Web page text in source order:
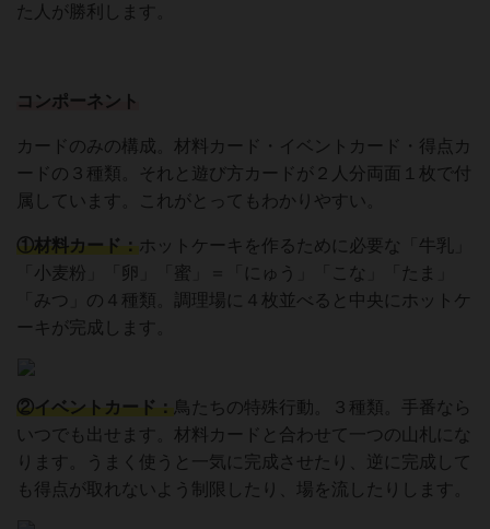
た人が勝利します。
コンポーネント
カードのみの構成。材料カード・イベントカード・得点カ
ードの３種類。それと遊び方カードが２人分両面１枚で付
属しています。これがとってもわかりやすい。
①材料カード： ホットケーキを作るために必要な「牛乳」
「小麦粉」「卵」「蜜」＝「にゅう」「こな」「たま」
「みつ」の４種類。調理場に４枚並べると中央にホットケ
ーキが完成します。
②イベントカード： 鳥たちの特殊行動。３種類。手番なら
いつでも出せます。材料カードと合わせて一つの山札にな
ります。うまく使うと一気に完成させたり、逆に完成して
も得点が取れないよう制限したり、場を流したりします。